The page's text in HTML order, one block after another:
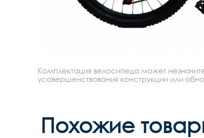
Комплектация велосипеда может
усовершенствования конструкции или
Похожие